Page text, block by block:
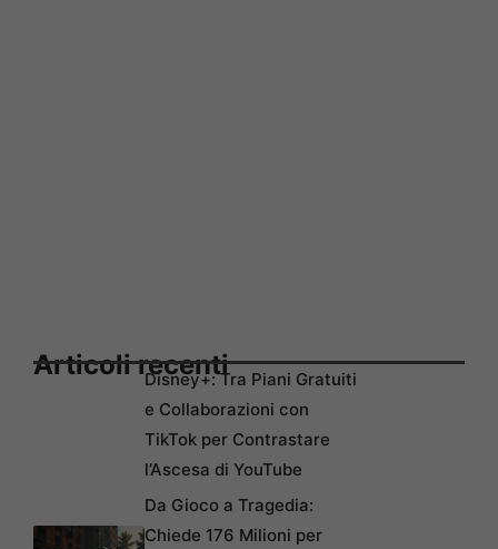
Articoli recentiDisney+: Tra Piani Gratuiti
e Collaborazioni con
TikTok per Contrastare
l’Ascesa di YouTube
Da Gioco a Tragedia:
Chiede 176 Milioni per